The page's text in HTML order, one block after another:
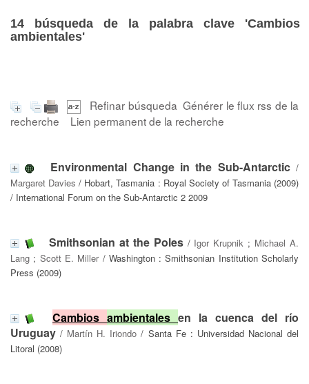
14 búsqueda de la palabra clave 'Cambios
ambientales'
Refinar búsqueda Générer le flux rss de la
recherche
Lien permanent de la recherche
Environmental Change in the Sub-Antarctic/
Margaret Davies / Hobart, Tasmania : Royal Society of Tasmania (2009)
/ International Forum on the Sub-Antarctic 2 2009
Smithsonian at the Poles/ Igor Krupnik ; Michael A.
Lang ; Scott E. Miller/ Washington : Smithsonian Institution Scholarly
Press (2009)
Cambios ambientales en la cuenca del río
Uruguay / Martín H. Iriondo / Santa Fe : Universidad Nacional del
Litoral (2008)